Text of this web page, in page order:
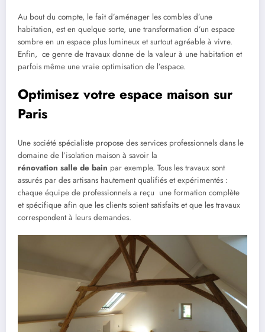
Au bout du compte, le fait d’aménager les combles d’une
habitation, est en quelque sorte, une transformation d’un espace
sombre en un espace plus lumineux et surtout agréable à vivre.
Enfin, ce genre de travaux donne de la valeur à une habitation et
parfois même une vraie optimisation de l’espace.
Optimisez votre espace maison sur
Paris
Une société spécialiste propose des services professionnels dans le
domaine de l’isolation maison à savoir la
rénovation salle de bain par exemple. Tous les travaux sont
assurés par des artisans hautement qualifiés et expérimentés :
chaque équipe de professionnels a reçu une formation complète
et spécifique afin que les clients soient satisfaits et que les travaux
correspondent à leurs demandes.